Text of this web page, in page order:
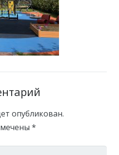
опубликован.
*